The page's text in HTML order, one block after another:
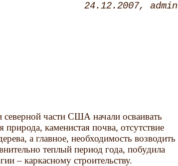
24.12.2007 admin
части США начали осваивать
каменистая почва, отсутствие
а главное, необходимость возводить
теплый период года, побудила
– каркасному строительству.